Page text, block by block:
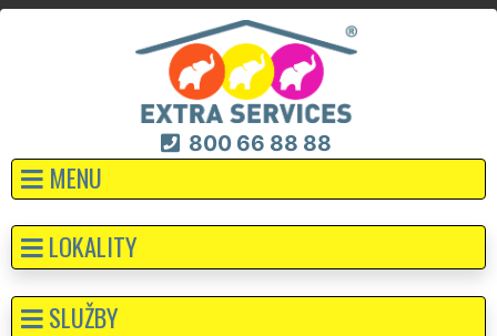
800 66 88 88
MENU
LOKALITY
SLUŽBY